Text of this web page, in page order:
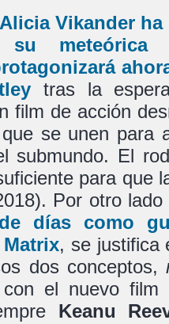
Alicia Vikanderha
su meteórica
tras la
film de acción
se unen para
submundo. El
para que
Por otro lado
días como
Matrix, se justifica
dos conceptos,
con el nuevo
Keanu